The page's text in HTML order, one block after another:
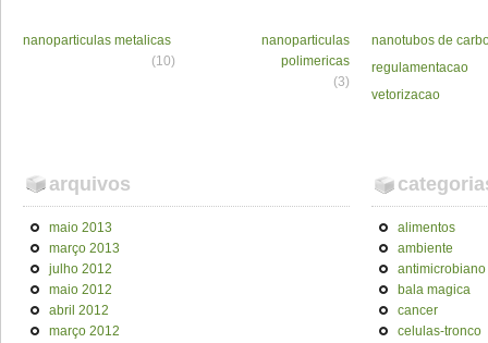
nanoparticulas metalicas
(10)
nanoparticulas
polimericas
(3)
nanotubos de
regulamentacao
vetorizacao
arquivos
maio 2013
março 2013
julho 2012
maio 2012
abril 2012
março 2012
alimentos
ambiente
antimicrobiano
bala magica
cancer
celulas-tronco